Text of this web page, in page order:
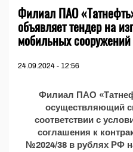
Филиал ПАО
объявляет тендер на
мобильных сооружений
24.09.2024 - 12:56
Филиал ПАО
осуществляющий
соответствии с
соглашения к
№2024/38 в рублях РФ